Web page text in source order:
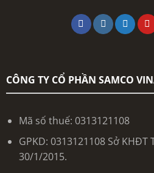
CÔNG TY CỔ PHẦN SAMCO
Mã số thuế: 0313121108
GPKD: 0313121108 Sở KHĐT
30/1/2015.